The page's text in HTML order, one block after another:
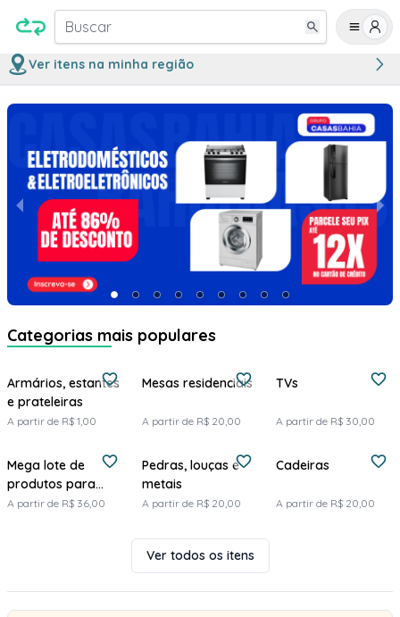
Buscar
Ver itens na minha região
Categorias mais populares
Armários, estantes
e prateleiras
A partir de R$ 1,00
Mesas residenciais
A partir de R$ 20,00
TVs
A partir de R$ 30,00
Mega lote de
produtos para
construção
A partir de R$ 36,00
Pedras, louças e
metais
A partir de R$ 20,00
Cadeiras
A partir de R$ 20,00
Ver todos os itens